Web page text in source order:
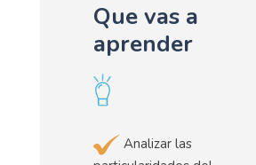
Que vas a
aprender
Analizar las